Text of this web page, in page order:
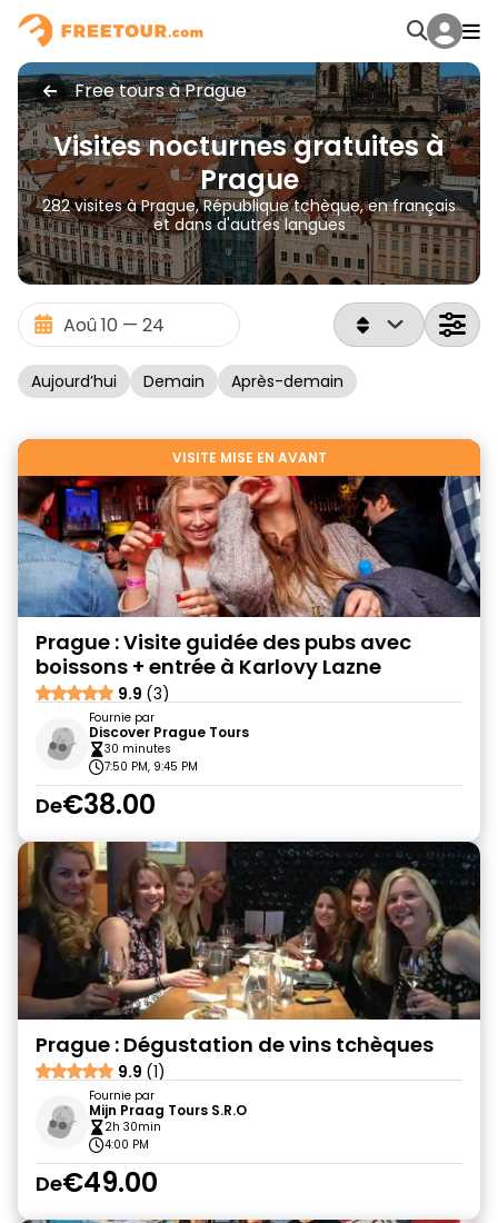
Free tours à Prague
Visites nocturnes gratuites à
Prague
282 visites à Prague, République tchèque, en français
et dans d'autres langues
Aujourd’hui Demain Après-demain
VISITE MISE EN AVANT
Prague : Visite guidée des pubs avec
boissons + entrée à Karlovy Lazne
9.9 (3)
Fournie par
Discover Prague Tours
30 minutes
7:50 PM, 9:45 PM
De€38.00
Prague : Dégustation de vins tchèques
9.9 (1)
Fournie par
Mijn Praag Tours S.R.O
2h 30min
4:00 PM
De€49.00